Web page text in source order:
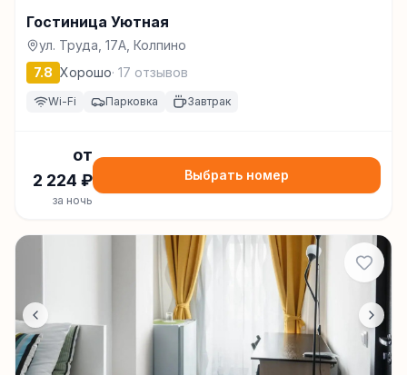
Гостиница Уютная
ул. Труда, 17А, Колпино
7.8 Хорошо· 17 отзывов
Wi-Fi Парковка Завтрак
от
2 224 ₽
за ночь
Выбрать номер